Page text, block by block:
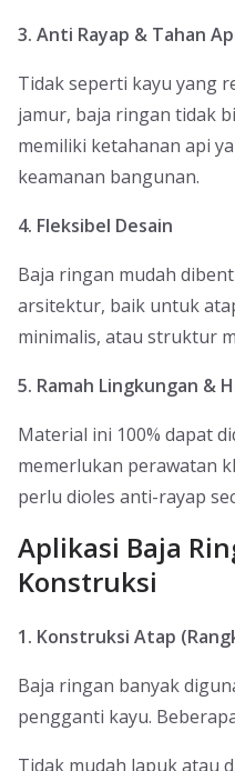
3. Anti Rayap & Tahan
Tidak seperti kayu yang
jamur, baja ringan tidak
memiliki ketahanan api
keamanan bangunan.
4. Fleksibel Desain
Baja ringan mudah
arsitektur, baik untuk
minimalis, atau struktur
5. Ramah Lingkungan &
Material ini 100% dapat
memerlukan perawatan
perlu dioles anti-rayap
Aplikasi Baja
Konstruksi
1. Konstruksi Atap
Baja ringan banyak
pengganti kayu.
Tidak mudah lapuk atau